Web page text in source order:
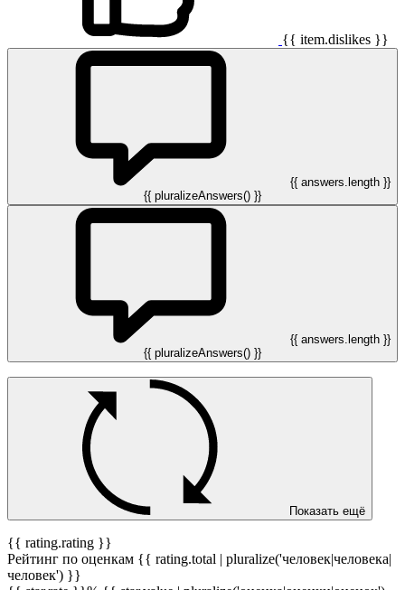
{{ item.dislikes }}
{{ answers.length }}
{{ pluralizeAnswers() }}
{{ answers.length }}
{{ pluralizeAnswers() }}
Показать ещё
{{ rating.rating }}
Рейтинг по оценкам {{ rating.total | pluralize('человек|человека|
человек') }}